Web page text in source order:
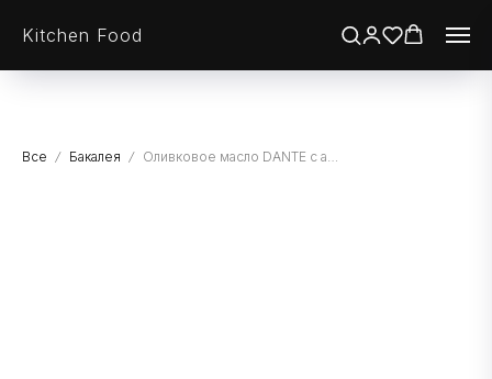
Kitchen Food
Все Бакалея Оливковое масло DANTE с ароматом белых грибов, первого отжима высшего качества нерафинированное, СТ/Б, 250мл